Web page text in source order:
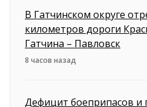
В Гатчинском округе
километров дороги
Гатчина – Павловск
8 часов назад
Дефицит боеприпасов и